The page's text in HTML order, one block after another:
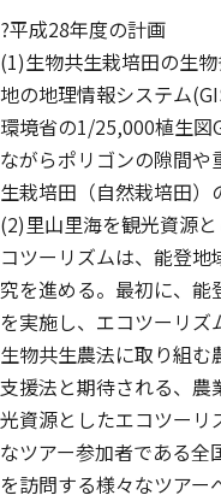
?平成28年度の計画
(1)生物共生栽培田の生
地の地理情報システム
環境省の1/25,000植生図
ながらポリゴンの隙間
生栽培田（自然栽培田）
(2)里山里海を観光資源
コツーリズムは、能登
究を進める。最初に、
を実施し、エコツーリズ
生物共生農法に取り組
支援法と期待される、
光資源としたエコツーリ
なツアー参加者である全
を訪問する様々なツア